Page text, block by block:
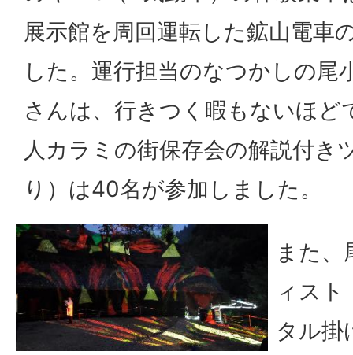
展示館を周回運転した鉱山電車
した。運行担当のなつかしの尾
さんは、行きつく暇もないほど
人カラミの街保存会の解説付き
り）は40名が参加しました。
また、
ィスト
タル掛